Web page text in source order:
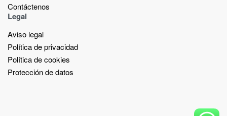
Contáctenos
Legal
Aviso legal
Política de privacidad
Política de cookies
Protección de datos